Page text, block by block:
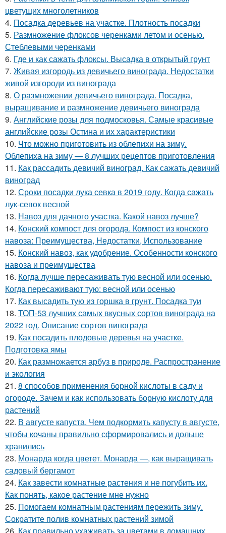
цветущих многолетников
4. Посадка деревьев на участке. Плотность посадки
5. Размножение флоксов черенками летом и осенью.
Стеблевыми черенками
6. Где и как сажать флоксы. Высадка в открытый грунт
7. Живая изгородь из девичьего винограда. Недостатки
живой изгороди из винограда
8. О размножении девичьего винограда. Посадка,
выращивание и размножение девичьего винограда
9. Английские розы для подмосковья. Самые красивые
английские розы Остина и их характеристики
10. Что можно приготовить из облепихи на зиму.
Облепиха на зиму — 8 лучших рецептов приготовления
11. Как рассадить девичий виноград. Как сажать девичий
виноград
12. Сроки посадки лука севка в 2019 году. Когда сажать
лук-севок весной
13. Навоз для дачного участка. Какой навоз лучше?
14. Конский компост для огорода. Компост из конского
навоза: Преимущества, Недостатки, Использование
15. Конский навоз, как удобрение. Особенности конского
навоза и преимущества
16. Когда лучше пересаживать тую весной или осенью.
Когда пересаживают тую: весной или осенью
17. Как высадить тую из горшка в грунт. Посадка туи
18. ТОП-53 лучших самых вкусных сортов винограда на
2022 год. Описание сортов винограда
19. Как посадить плодовые деревья на участке.
Подготовка ямы
20. Как размножается арбуз в природе. Распространение
и экология
21. 8 способов применения борной кислоты в саду и
огороде. Зачем и как использовать борную кислоту для
растений
22. В августе капуста. Чем подкормить капусту в августе,
чтобы кочаны правильно сформировались и дольше
хранились
23. Монарда когда цветет. Монарда —, как выращивать
садовый бергамот
24. Как завести комнатные растения и не погубить их.
Как понять, какое растение мне нужно
25. Помогаем комнатным растениям пережить зиму.
Сократите полив комнатных растений зимой